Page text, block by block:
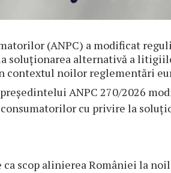
(ANPC) a modificat
soluţionarea alternativă a
noilor reglementări
ANPC 270/2026
cu privire la
scop alinierea României la